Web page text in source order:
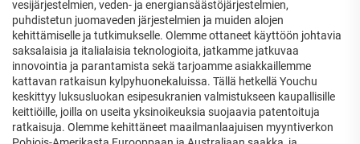
vesijärjestelmien, veden- ja energiansäästöjärjestelmien,
puhdistetun juomaveden järjestelmien ja muiden alojen
kehittämiselle ja tutkimukselle. Olemme ottaneet käyttöön johtavia
saksalaisia ja italialaisia teknologioita, jatkamme jatkuvaa
innovointia ja parantamista sekä tarjoamme asiakkaillemme
kattavan ratkaisun kylpyhuonekaluissa. Tällä hetkellä Youchu
keskittyy luksusluokan esipesukranien valmistukseen kaupallisille
keittiöille, joilla on useita yksinoikeuksia suojaavia patentoituja
ratkaisuja. Olemme kehittäneet maailmanlaajuisen myyntiverkon